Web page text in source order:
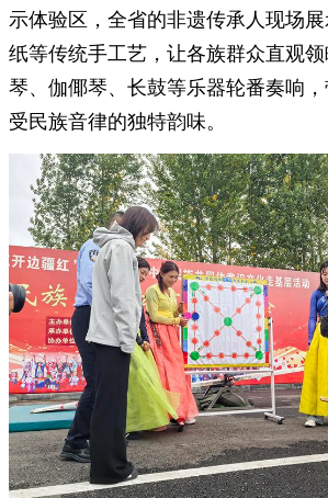
示体验区，全省的非遗传承人现场
纸等传统手工艺，让各族群众直观
琴、伽倻琴、长鼓等乐器轮番奏响
受民族音律的独特韵味。